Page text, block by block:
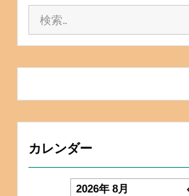
カレンダー
2026年 8月